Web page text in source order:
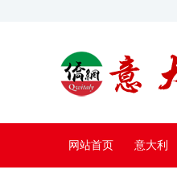
网站首页 意大利